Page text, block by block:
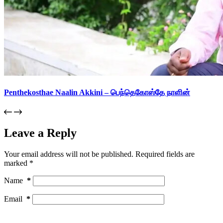
Penthekosthae Naalin Akkini – பெந்தெகோஸ்தே நாளின்
Leave a Reply
Your email address will not be published. Required fields are
marked *
Name *
Email *